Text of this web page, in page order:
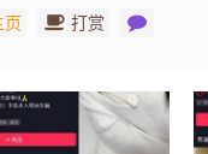
页 打赏